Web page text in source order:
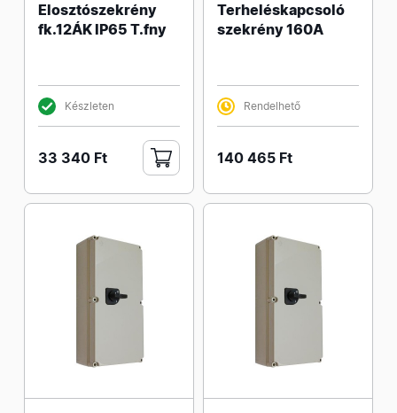
Elosztószekrény
fk.12ÁK IP65 T.fny
Készleten
33 340 Ft
Terheléskapcsoló
szekrény 160A
Rendelhető
140 465 Ft